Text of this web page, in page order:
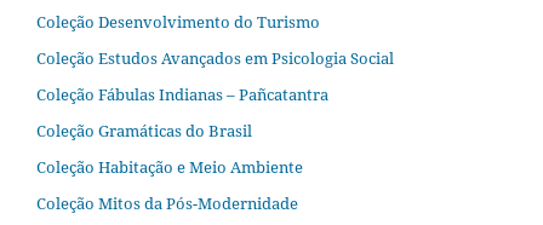
Coleção Desenvolvimento do Turismo
Coleção Estudos Avançados em Psicologia Social
Coleção Fábulas Indianas – Pañcatantra
Coleção Gramáticas do Brasil
Coleção Habitação e Meio Ambiente
Coleção Mitos da Pós-Modernidade